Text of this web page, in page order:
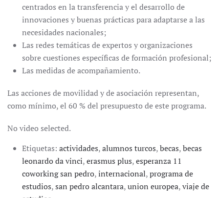
centrados en la transferencia y el desarrollo de
innovaciones y buenas prácticas para adaptarse a las
necesidades nacionales;
Las redes temáticas de expertos y organizaciones
sobre cuestiones específicas de formación profesional;
Las medidas de acompañamiento.
Las acciones de movilidad y de asociación representan,
como mínimo, el 60 % del presupuesto de este programa.
No video selected.
Etiquetas: actividades,alumnos turcos,becas,becas
leonardo da vinci,erasmus plus,esperanza 11
coworking san pedro,internacional,programa de
estudios,san pedro alcantara,union europea,viaje de